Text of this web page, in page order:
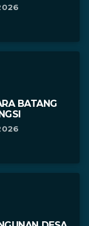
BATANG